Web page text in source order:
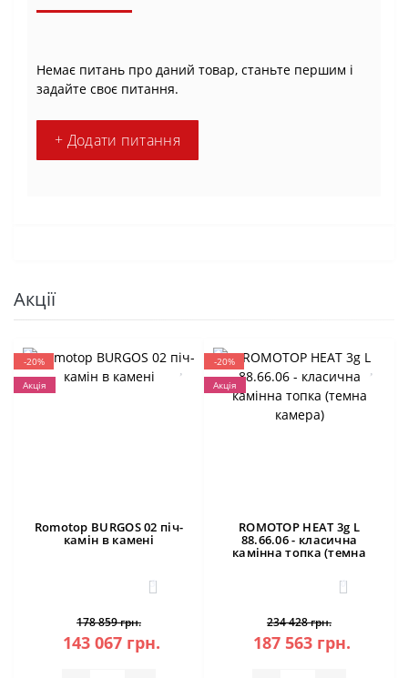
Немає питань про даний товар, станьте першим і
задайте своє питання.
+ Додати питання
Акції
-20%
Акція
Romotop BURGOS 02 піч-
камін в камені
3
178 859 грн.
143 067 грн.
-20%
Акція
ROMOTOP HEAT 3g L
88.66.06 - класична
камінна топка (темна
0
234 428 грн.
187 563 грн.